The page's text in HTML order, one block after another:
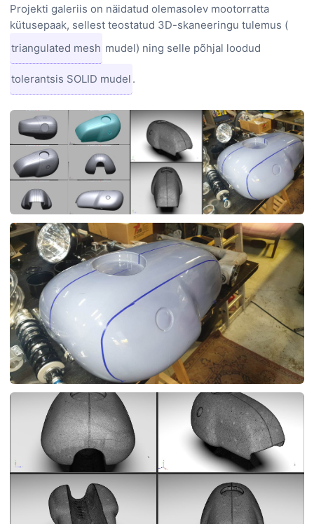
Projekti galeriis on näidatud olemasolev mootorratta
kütusepaak, sellest teostatud 3D-skaneeringu tulemus (
triangulated mesh mudel) ning selle põhjal loodud
tolerantsis SOLID mudel .